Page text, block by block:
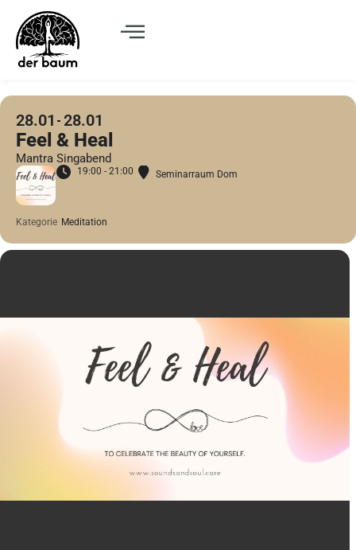
28.01 28.01
Feel & Heal
Mantra Singabend
19:00 - 21:00 Seminarraum Dom
Kategorie Meditation